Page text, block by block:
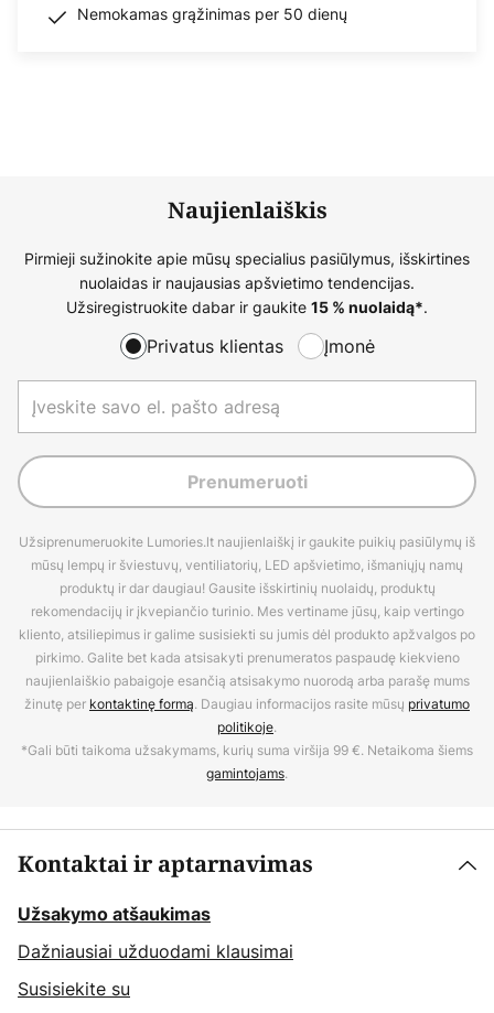
Nemokamas grąžinimas per 50 dienų
Naujienlaiškis
Pirmieji sužinokite apie mūsų specialius pasiūlymus, išskirtines
nuolaidas ir naujausias apšvietimo tendencijas.
Užsiregistruokite dabar ir gaukite 15 % nuolaidą*.
Privatus klientas Įmonė
Prenumeruoti
Užsiprenumeruokite Lumories.lt naujienlaiškį ir gaukite puikių pasiūlymų iš
mūsų lempų ir šviestuvų, ventiliatorių, LED apšvietimo, išmaniųjų namų
produktų ir dar daugiau! Gausite išskirtinių nuolaidų, produktų
rekomendacijų ir įkvepiančio turinio. Mes vertiname jūsų, kaip vertingo
kliento, atsiliepimus ir galime susisiekti su jumis dėl produkto apžvalgos po
pirkimo. Galite bet kada atsisakyti prenumeratos paspaudę kiekvieno
naujienlaiškio pabaigoje esančią atsisakymo nuorodą arba parašę mums
žinutę per kontaktinę formą. Daugiau informacijos rasite mūsų privatumo
politikoje.
*Gali būti taikoma užsakymams, kurių suma viršija 99 €. Netaikoma šiems
gamintojams.
Kontaktai ir aptarnavimas
Užsakymo atšaukimas
Dažniausiai užduodami klausimai
Susisiekite su